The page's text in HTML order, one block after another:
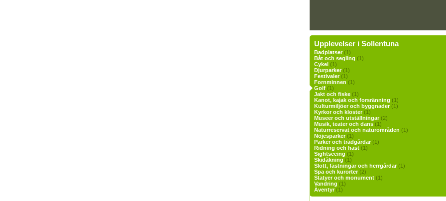
Upplevelser i Sollentuna
Badplatser(1)
Båt och segling (1)
Cykel (1)
Djurparker(1)
Festivaler(1)
Fornminnen (1)
Golf (1)
Jakt och fiske (1)
Kanot, kajak och forsränning (1)
Kulturmiljöer och byggnader(1)
Kyrkor och kloster(1)
Museer och utställningar(2)
Musik, teater och dans (1)
Naturreservat och naturområden (1)
Nöjesparker(1)
Parker och trädgårdar(1)
Ridning och häst (1)
Sightseeing (1)
Skidåkning (1)
Slott, fästningar och herrgårdar(1)
Spa och kurorter(2)
Statyer och monument (1)
Vandring (1)
Äventyr(1)